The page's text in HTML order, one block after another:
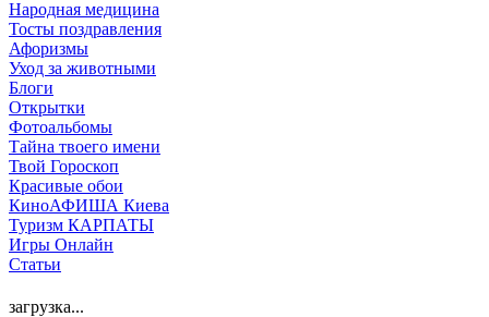
Народная медицина
Тосты поздравления
Афоризмы
Уход за животными
Блоги
Открытки
Фотоальбомы
Тайна твоего имени
Твой Гороскоп
Красивые обои
КиноАФИША Киева
Туризм КАРПАТЫ
Игры Онлайн
Статьи
загрузка...